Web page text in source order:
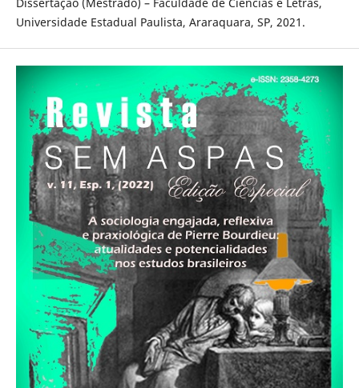
Dissertação (Mestrado) – Faculdade de Ciências e Letras,
Universidade Estadual Paulista, Araraquara, SP, 2021.